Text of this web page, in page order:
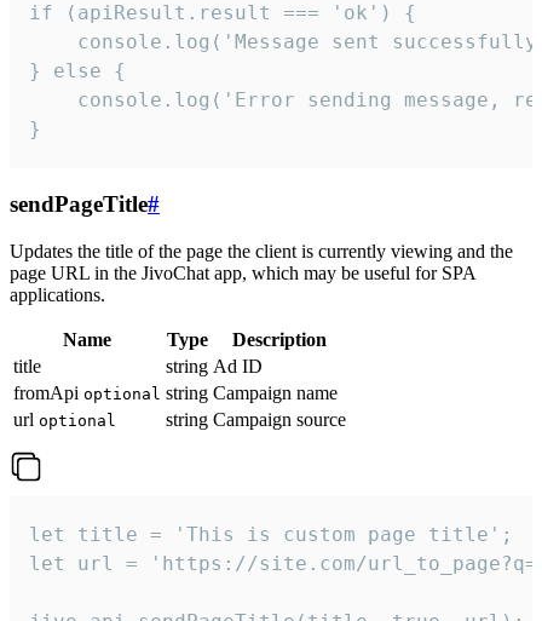
if (apiResult.result === 'ok') {
console.log('Message sent
} else {
console.log('Error sending message,
}
sendPageTitle#
Updates the title of the page the client is currently viewing and the
page URL in the JivoChat app, which may be useful for SPA
applications.
Name Type
Description
title
string Ad ID
fromApi optional string Campaign name
url optional string Campaign source
let title = 'This is custom page title';
let url = 'https://site.com/